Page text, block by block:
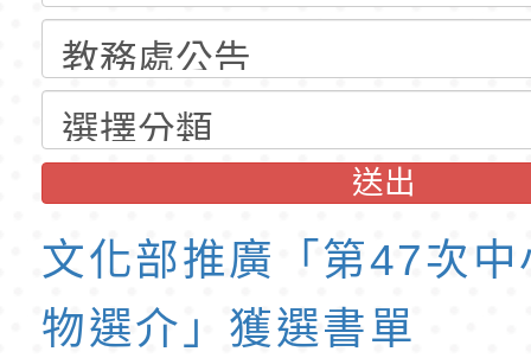
公告(尚有缺額)
民小學115學年度「
班教師助理員」甄選
東門國小115學年度
梯特教代理教師甄選
公告(尚有缺額)
東門國小附設幼兒園
第1學期第2梯代理教
招錄取公告
東門國小115學年度
梯代理教師甄選第8
東門國小附設幼兒園
第1學期第2梯代理教
招錄取公告(尚有缺
送出
文化部推廣「第47次
物選介」獲選書單